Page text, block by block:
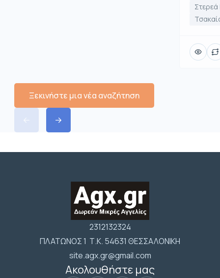
Ξεκινήστε μια νέα αναζήτηση
2312132324
ΠΛΑΤΩΝΟΣ 1 Τ.Κ. 54631 ΘΕΣΣΑΛΟΝΙΚΗ
site.agx.gr@gmail.com
Ακολουθήστε μας